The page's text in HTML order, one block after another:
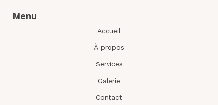
Menu
Accueil
À propos
Services
Galerie
Contact